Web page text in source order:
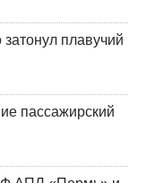
плавучий
пассажирский